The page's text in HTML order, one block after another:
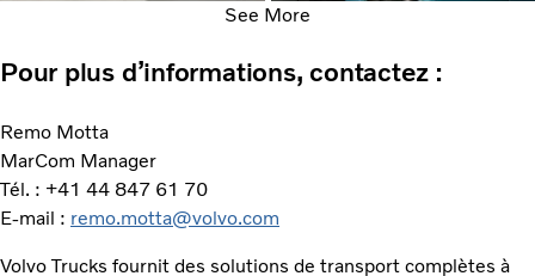
See More
Pour plus d’informations, contactez :
Remo Motta
MarCom Manager
Tél. : +41 44 847 61 70
E-mail : remo.motta@volvo.com
Volvo Trucks fournit des solutions de transport complètes à